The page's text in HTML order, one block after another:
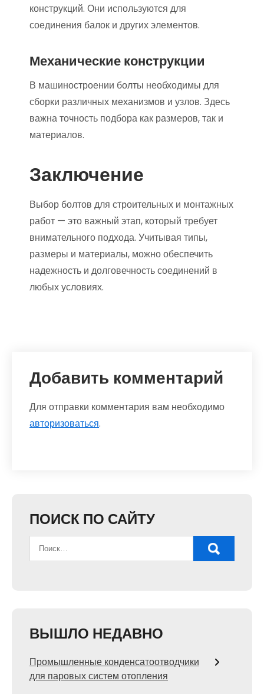
конструкций. Они используются для
соединения балок и других элементов.
Механические конструкции
В машиностроении болты необходимы для
сборки различных механизмов и узлов. Здесь
важна точность подбора как размеров, так и
материалов.
Заключение
Выбор болтов для строительных и монтажных
работ — это важный этап, который требует
внимательного подхода. Учитывая типы,
размеры и материалы, можно обеспечить
надежность и долговечность соединений в
любых условиях.
Добавить комментарий
Для отправки комментария вам необходимо
авторизоваться.
ПОИСК ПО САЙТУ
ВЫШЛО НЕДАВНО
Промышленные конденсатоотводчики
для паровых систем отопления